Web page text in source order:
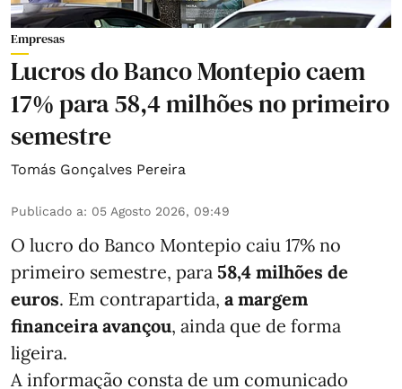
Empresas
Lucros do Banco Montepio caem
17% para 58,4 milhões no primeiro
semestre
Tomás Gonçalves Pereira
Publicado a: 05 Agosto 2026, 09:49
O lucro do Banco Montepio caiu 17% no
primeiro semestre, para 58,4 milhões de
euros. Em contrapartida, a margem
financeira avançou, ainda que de forma
ligeira.
A informação consta de um comunicado